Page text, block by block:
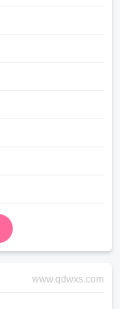
www.qdwxs.com